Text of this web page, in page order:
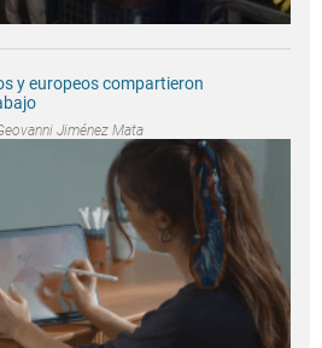
y europeos compartieron
Jiménez Mata